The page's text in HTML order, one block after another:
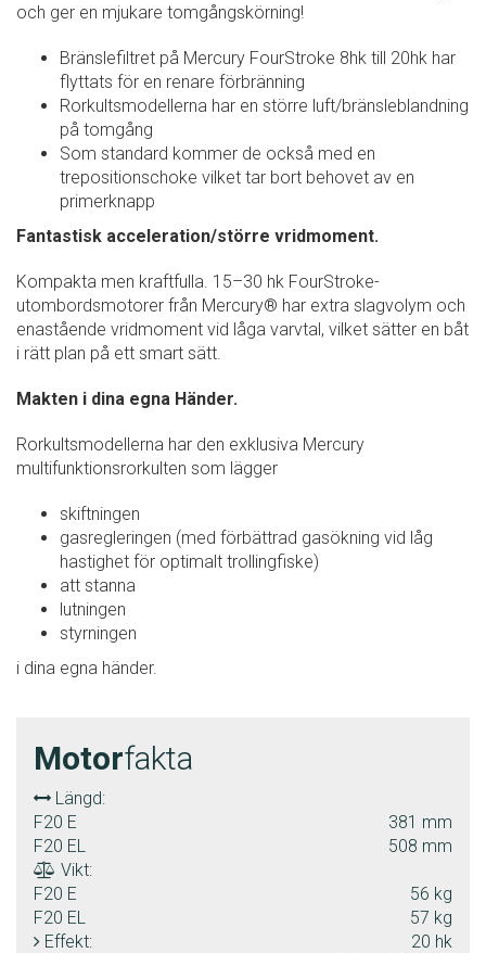
och ger en mjukare tomgångskörning!
Bränslefiltret på Mercury FourStroke 8hk till 20hk har
flyttats för en renare förbränning
Rorkultsmodellerna har en större luft/bränsleblandning
på tomgång
Som standard kommer de också med en
trepositionschoke vilket tar bort behovet av en
primerknapp
Fantastisk acceleration/större vridmoment.
Kompakta men kraftfulla. 15–30 hk FourStroke-
utombordsmotorer från Mercury® har extra slagvolym och
enastående vridmoment vid låga varvtal, vilket sätter en båt
i rätt plan på ett smart sätt.
Makten i dina egna Händer.
Rorkultsmodellerna har den exklusiva Mercury
multifunktionsrorkulten som lägger
skiftningen
gasregleringen (med förbättrad gasökning vid låg
hastighet för optimalt trollingfiske)
att stanna
lutningen
styrningen
i dina egna händer.
Motorfakta
Längd:
F20 E
381 mm
F20 EL
508 mm
Vikt:
F20 E
56 kg
F20 EL
57 kg
Effekt:
20 hk